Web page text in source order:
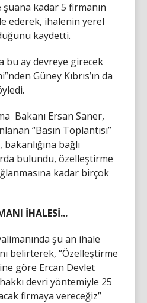
kadar 5 firmanın
ederek, ihalenin yerel
kaydetti.
bu ay devreye girecek
Güney Kıbrıs’ın da
Bakanı Ersan Saner,
“Basın Toplantısı”
bağlı
bulundu, özelleştirme
kadar birçok
İHALESİ...
şu an ihale
belirterek, “Özelleştirme
göre Ercan Devlet
devri yöntemiyle 25
firmaya vereceğiz”